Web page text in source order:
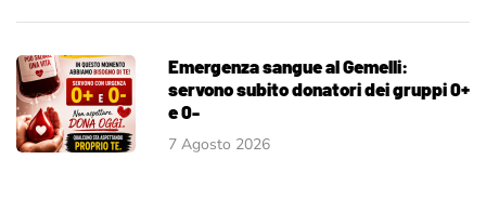
Emergenza sangue al Gemelli:
servono subito donatori dei gruppi 0+
e 0-
7 Agosto 2026